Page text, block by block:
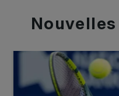
Nouvelles